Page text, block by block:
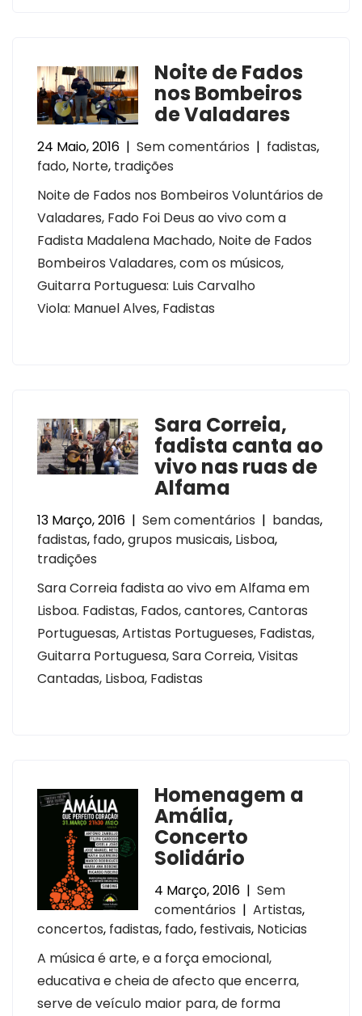
Noite de Fados
nos Bombeiros
de Valadares
24 Maio, 2016 | Sem comentários | fadistas,
fado, Norte, tradições
Noite de Fados nos Bombeiros Voluntários de
Valadares, Fado Foi Deus ao vivo com a
Fadista Madalena Machado, Noite de Fados
Bombeiros Valadares, com os músicos,
Guitarra Portuguesa: Luis Carvalho
Viola: Manuel Alves, Fadistas
Sara Correia,
fadista canta ao
vivo nas ruas de
Alfama
13 Março, 2016 | Sem comentários | bandas,
fadistas, fado,grupos musicais, Lisboa,
tradições
Sara Correia fadista ao vivo em Alfama em
Lisboa. Fadistas, Fados, cantores, Cantoras
Portuguesas, Artistas Portugueses, Fadistas,
Guitarra Portuguesa, Sara Correia, Visitas
Cantadas, Lisboa, Fadistas
Homenagem a
Amália,
Concerto
Solidário
4 Março, 2016 | Sem
comentários | Artistas,
concertos, fadistas, fado, festivais, Noticias
A música é arte, e a força emocional,
educativa e cheia de afecto que encerra,
serve de veículo maior para, de forma